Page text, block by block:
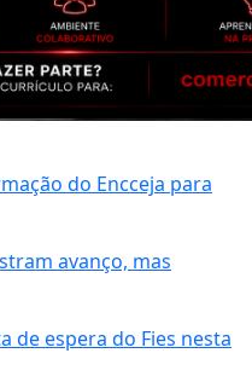
do Encceja para
avanço, mas
de espera do Fies nesta